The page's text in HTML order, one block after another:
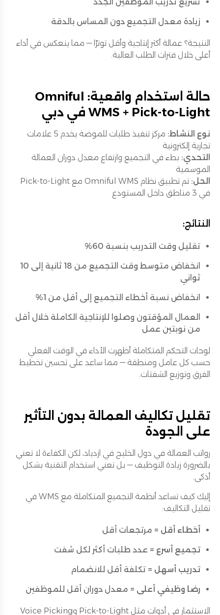
زيادة معدل التجميع دون المساس بالدقة
النتيجة؟ عمالة أكثر إنتاجية وأقل توترًا — مما ينعكس في أداء
أعلى خلال فترات الطلب العالية.
حالة استخدام واقعية: Omniful
WMS + Pick-to-Light في دبي
نوع النشاط:
مركز تنفيذ طلبات للموضة يخدم 5 علامات
تجارية إلكترونية
التحدي: بطء في التجميع وارتفاع معدل دوران العمالة
الموسمية
الحل:
تم تطبيق نظام Omniful WMS مع Pick-to-Light
في 3 مناطق داخل المستودع
النتائج:
تقليل وقت التدريب بنسبة 60%
انخفاض متوسط وقت التجميع من 18 ثانية إلى 10
ثواني
انخفاض نسبة أخطاء التجميع إلى أقل من 1%
العمال المؤقتون وصلوا للإنتاجية الكاملة خلال أقل
من نوبتين عمل
لوحات التحكم المتكاملة أظهرت الأداء في الوقت الفعلي
حسب كل عامل ومنطقة — مما ساعد على تحسين تخطيط
الفرق وتوزيع الشفتات.
تقليل تكاليف العمالة بدون التأثير
على الجودة
رواتب العمالة في دول الخليج في ازدياد، لكن الكفاءة لا تعني
بالضرورة زيادة التوظيف — بل تعني استخدام التقنية بشكل
أذكى.
إليك كيف تساعد أنظمة التجميع المتكاملة مع WMS في
تقليل التكاليف:
أخطاء أقل = مرتجعات أقل
تجميع أسرع = عدد طلبات أكثر لكل شفت
تدريب أسهل = تكلفة أقل للانضمام
رضا وظيفي أعلى = معدل دوران أقل للموظفين
الاستثمار في أدوات مثل Pick-to-Light وVoice Picking